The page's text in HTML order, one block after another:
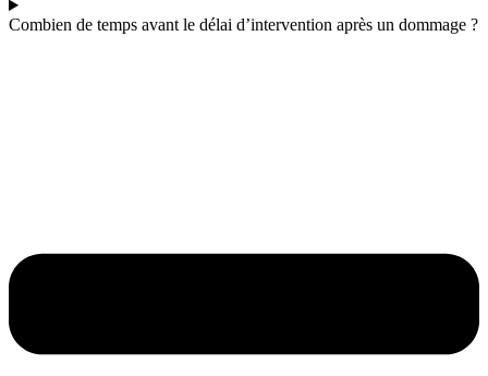
Combien de temps avant le délai d’intervention après un dommage ?